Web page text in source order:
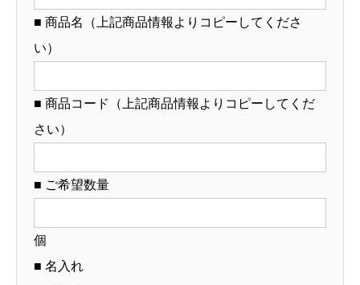
ル
丼
【12-
23】
■ 商品名（上記商品情報よりコピーしてくださ
い）
■ 商品コード（上記商品情報よりコピーしてくだ
さい）
■ ご希望数量
個
■ 名入れ